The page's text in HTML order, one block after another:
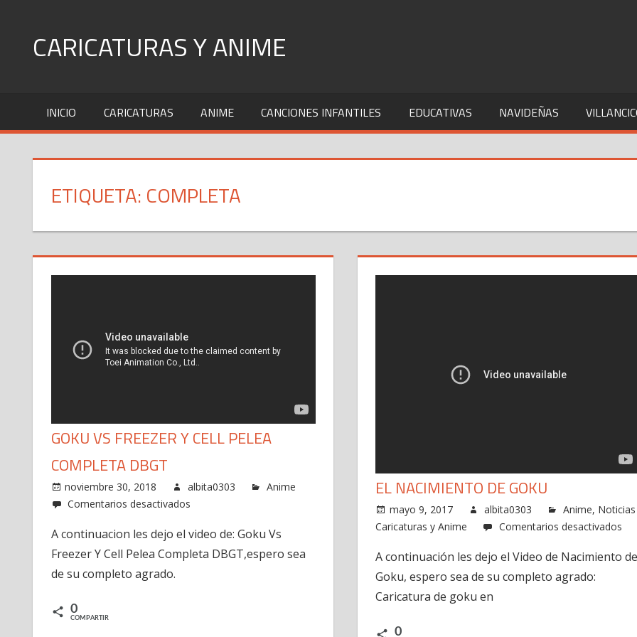
contentCARICATURAS Y ANIME
INICIO CARICATURAS ANIME CANCIONES INFANTILES EDUCATIVAS NAVIDEÑAS
ETIQUETA: COMPLETA
GOKU VS FREEZER Y CELL PELEA
COMPLETA DBGT
noviembre 30, 2018 albita0303
Anime
Comentarios desactivadosen
Vs
Freezer
A continuacion les dejo el video de: Goku Vs
Freezer Y Cell Pelea Completa DBGT,espero sea
de su completo agrado.
0
COMPARTIR
EL NACIMIENTO DE GOKU
mayo 9, 2017 albita0303 Anime, Noticias
Caricaturas y Anime
Comentarios desactivadosen
A continuación les dejo el Video de Nacimiento de
Goku, espero sea de su completo agrado:
Caricatura de goku en
0